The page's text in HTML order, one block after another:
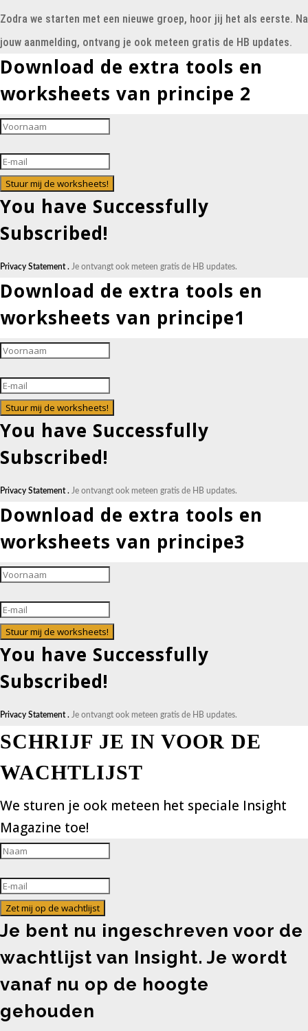
Zodra we starten met een nieuwe groep, hoor jij het als eerste. Na
jouw aanmelding, ontvang je ook meteen gratis de HB updates.
Download de extra tools en
worksheets van principe 2
Stuur mij de worksheets!
You have Successfully
Subscribed!
Privacy Statement . Je ontvangt ook meteen gratis de HB updates.
Download de extra tools en
worksheets van principe1
Stuur mij de worksheets!
You have Successfully
Subscribed!
Privacy Statement . Je ontvangt ook meteen gratis de HB updates.
Download de extra tools en
worksheets van principe3
Stuur mij de worksheets!
You have Successfully
Subscribed!
Privacy Statement . Je ontvangt ook meteen gratis de HB updates.
SCHRIJF JE IN VOOR DE
WACHTLIJST
We sturen je ook meteen het speciale Insight
Magazine toe!
Zet mij op de wachtlijst
Je bent nu ingeschreven voor de
wachtlijst van Insight. Je wordt
vanaf nu op de hoogte
gehouden